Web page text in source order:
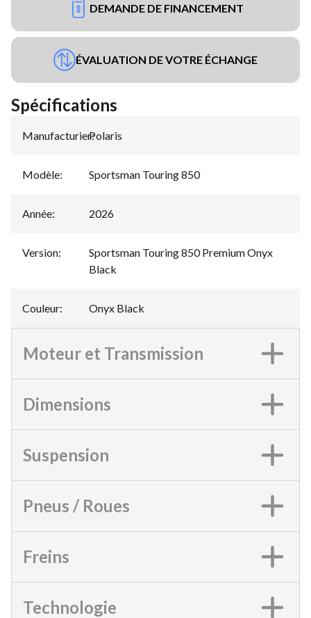
DEMANDE DE FINANCEMENT
ÉVALUATION DE VOTRE ÉCHANGE
Spécifications
Manufacturier:
Polaris
Modèle: Sportsman Touring 850
Année: 2026
Version:
Sportsman Touring 850 Premium Onyx
Black
Couleur: Onyx Black
Moteur et Transmission
Dimensions
Suspension
Pneus / Roues
Freins
Technologie